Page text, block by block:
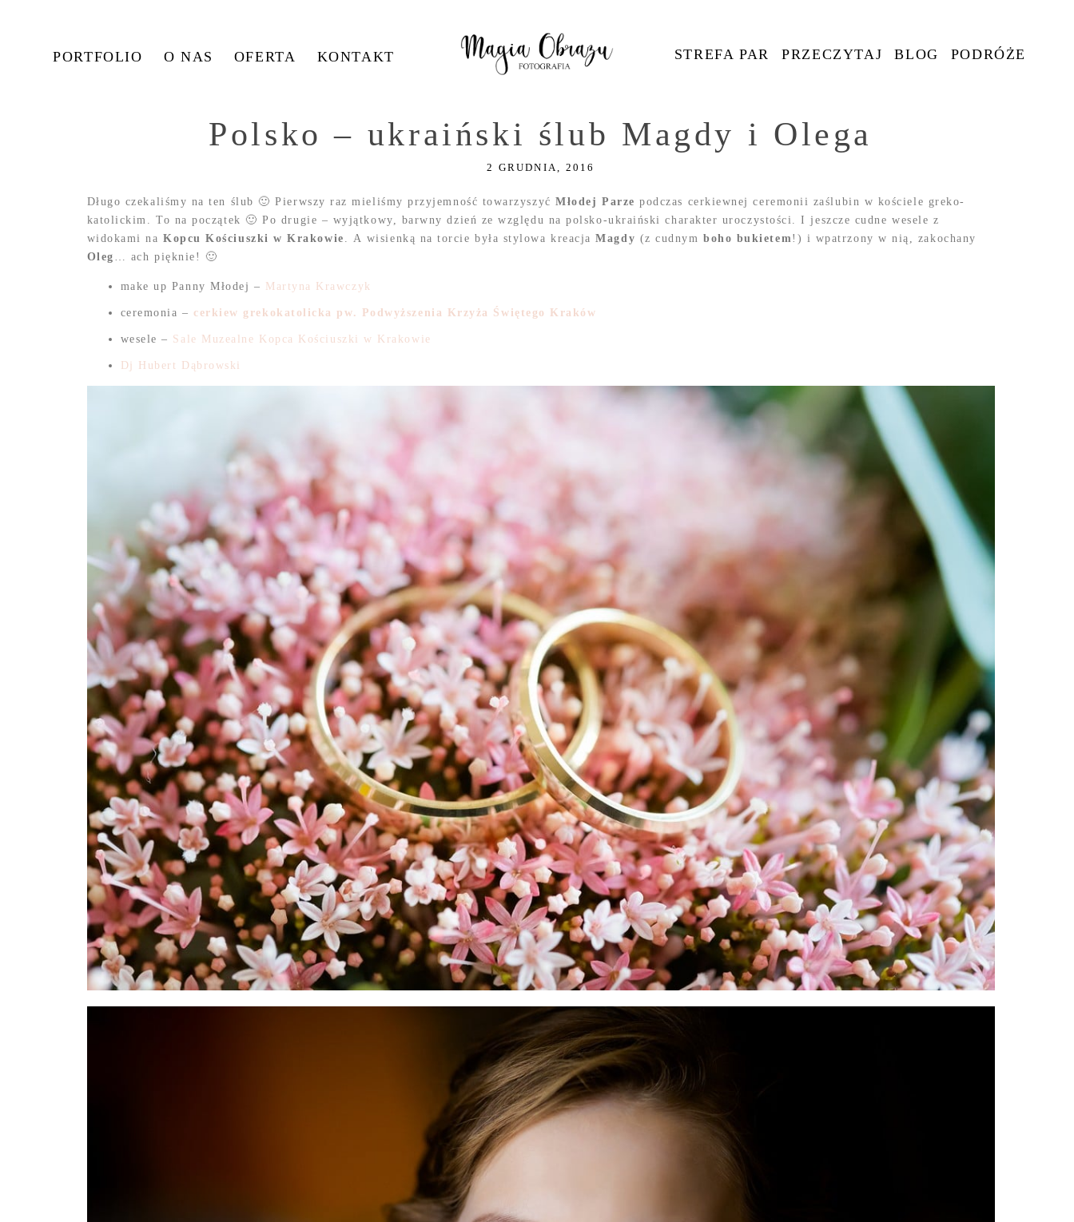
PORTFOLIO O NAS OFERTA KONTAKT STREFA PAR PRZECZYTAJ BLOG PODRÓŻE
Polsko – ukraiński ślub Magdy i Olega
2 GRUDNIA, 2016
Długo czekaliśmy na ten ślub 🙂 Pierwszy raz mieliśmy przyjemność towarzyszyćMłodej Parze podczas cerkiewnej ceremonii zaślubin w kościele greko-
katolickim. To na początek 🙂 Po drugie – wyjątkowy, barwny dzień ze względu na polsko-ukraiński charakter uroczystości. I jeszcze cudne wesele z
widokami naKopcu Kościuszki w Krakowie . A wisienką na torcie była stylowa kreacjaMagdy (z cudnymboho bukietem!) i wpatrzony w nią, zakochany
Oleg … ach pięknie! 🙂
make up Panny Młodej – Martyna Krawczyk
ceremonia – cerkiew grekokatolicka pw. Podwyższenia Krzyża Świętego Kraków
wesele – Sale Muzealne Kopca Kościuszki w Krakowie
Dj Hubert Dąbrowski